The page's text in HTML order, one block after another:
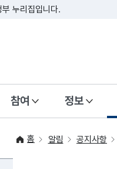
누리집입니다.
참여 정보
홈 알림 공지사항